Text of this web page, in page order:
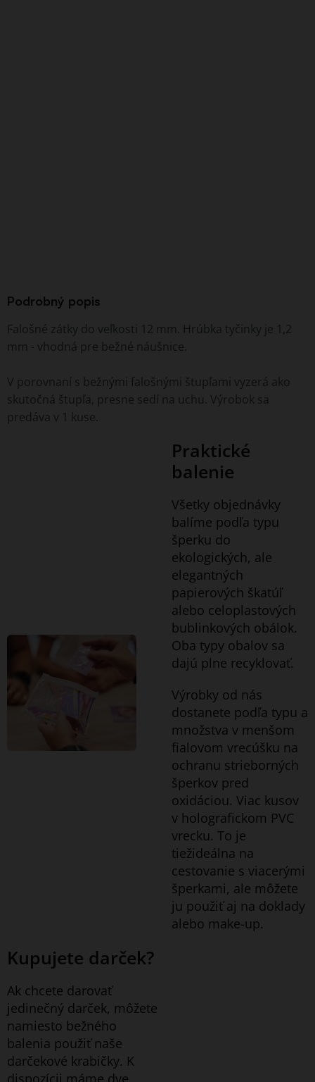
Podrobný popis
Falošné zátky do veľkosti 12 mm. Hrúbka tyčinky je 1,2
mm - vhodná pre bežné náušnice.
V porovnaní s bežnými falošnými štupľami vyzerá ako
skutočná štupľa, presne sedí na uchu. Výrobok sa
predáva v 1 kuse.
Praktické
balenie
Všetky objednávky
balíme podľa typu
šperku do
ekologických, ale
elegantných
papierových škatúľ
alebo celoplastových
bublinkových obálok.
Oba typy obalov sa
dajú plne recyklovať.
Výrobky od nás
dostanete podľa typu a
množstva v menšom
fialovom vrecúšku na
ochranu strieborných
šperkov pred
oxidáciou. Viac kusov
v holografickom PVC
vrecku. To je
tiežideálna na
cestovanie s viacerými
šperkami, ale môžete
ju použiť aj na doklady
alebo make-up.
Kupujete darček?
Ak chcete darovať
jedinečný darček, môžete
namiesto bežného
balenia použiť naše
darčekové krabičky. K
dispozícii máme dve